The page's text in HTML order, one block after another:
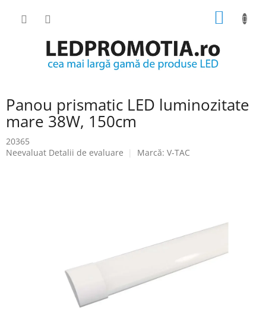
COŞ
Panou prismatic LED luminozitate
mare 38W, 150cm
20365
Evaluarea
Neevaluat Detalii de evaluare Marcă: V-TAC